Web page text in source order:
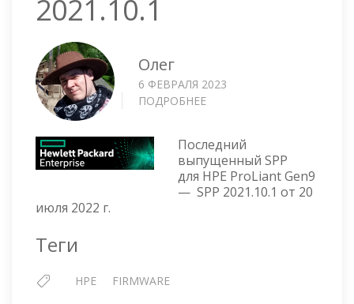
2021.10.1
Олег
6 ФЕВРАЛЯ 2023
ПОДРОБНЕЕ
PACK
FOR
PROLIANT
—
Последний
выпущенный SPP
для HPE ProLiant Gen9
— SPP 2021.10.1 от 20
июля 2022 г.
Теги
HPE FIRMWARE